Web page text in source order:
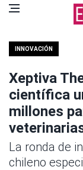
INNOVACIÓN
Xeptiva
científica
millones
La ronda de
chileno